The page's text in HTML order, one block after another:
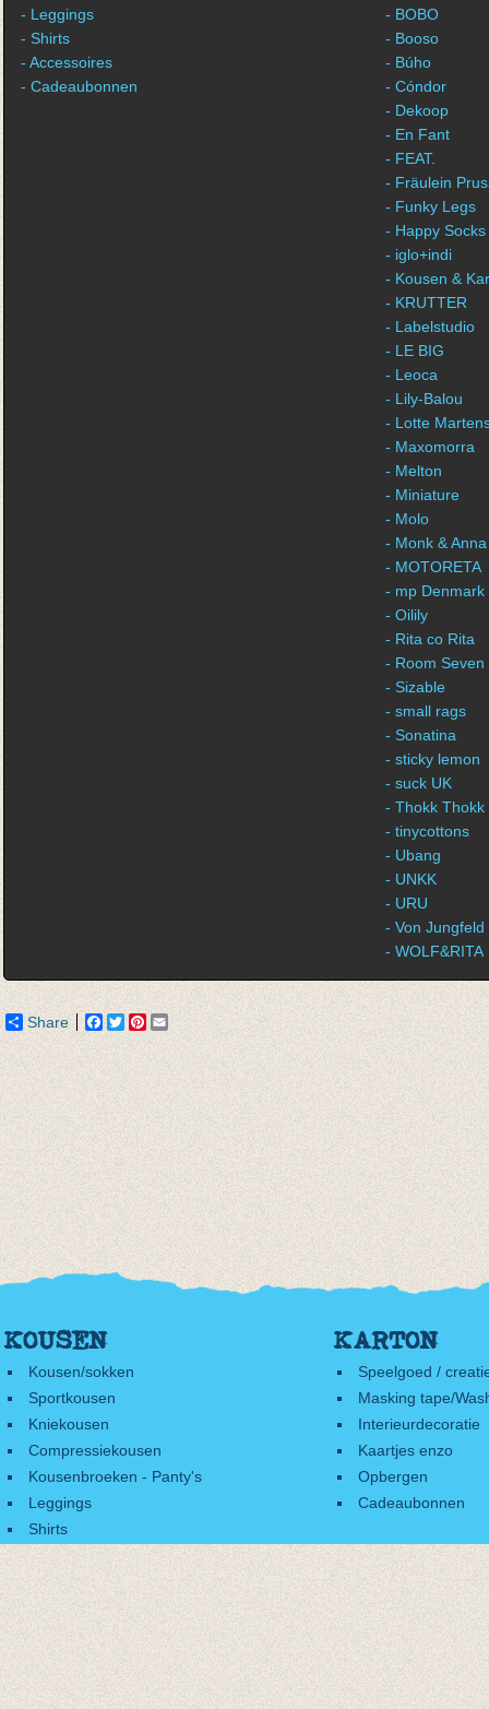
- Leggings
- Shirts
- Accessoires
- Cadeaubonnen
- BOBO
- Booso
- Búho
- Cóndor
- Dekoop
- En Fant
- FEAT.
- Fräulein
- Funky Legs
- Happy Socks
- iglo+indi
- Kousen &
- KRUTTER
- Labelstudio
- LE BIG
- Leoca
- Lily-Balou
- Lotte
- Maxomorra
- Melton
- Miniature
- Molo
- Monk & Anna
- MOTORETA
- mp Denmark
- Oilily
- Rita co Rita
- Room Seven
- Sizable
- small rags
- Sonatina
- sticky lemon
- suck UK
- Thokk Thokk
- tinycottons
- Ubang
- UNKK
- URU
- Von Jungfeld
- WOLF&RITA
Share Facebook
TwitterPinterest
KOUSEN
Kousen/sokken
Sportkousen
Kniekousen
Compressiekousen
Kousenbroeken - Panty's
Leggings
Shirts
KARTON
Speelgoed /
Masking tape/
Interieurdecoratie
Kaartjes enzo
Opbergen
Cadeaubonnen